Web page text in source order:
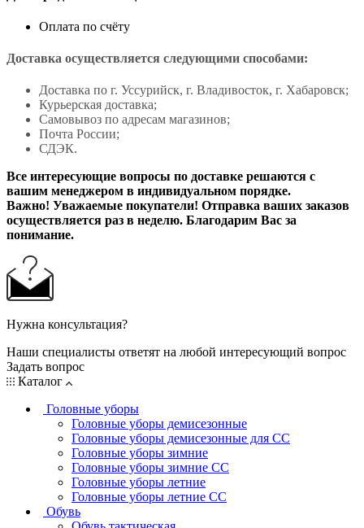
Оплата по счёту
Доставка осуществляется следующими способами:
Доставка по г. Уссурийск, г. Владивосток, г. Хабаровск;
Курьерская доставка;
Самовывоз по адресам магазинов;
Почта России;
СДЭК.
Все интересующие вопросы по доставке решаются с
вашим менеджером в индивидуальном порядке.
Важно! Уважаемые покупатели! Отправка ваших заказов
осуществляется раз в неделю. Благодарим Вас за
понимание.
Нужна консультация?
Наши специалисты ответят на любой интересующий вопрос
Задать вопрос
Каталог
Головные уборы
Головные уборы демисезонные
Головные уборы демисезонные для СС
Головные уборы зимние
Головные уборы зимние СС
Головные уборы летние
Головные уборы летние СС
Обувь